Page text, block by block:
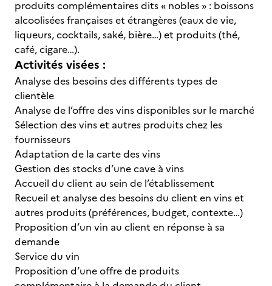
produits complémentaires dits « nobles » : boissons
alcoolisées françaises et étrangères (eaux de vie,
liqueurs, cocktails, saké, bière…) et produits (thé,
café, cigare…).
Activités visées :
Analyse des besoins des différents types de
clientèle
Analyse de l’offre des vins disponibles sur le marché
Sélection des vins et autres produits chez les
fournisseurs
Adaptation de la carte des vins
Gestion des stocks d’une cave à vins
Accueil du client au sein de l’établissement
Recueil et analyse des besoins du client en vins et
autres produits (préférences, budget, contexte…)
Proposition d’un vin au client en réponse à sa
demande
Service du vin
Proposition d’une offre de produits